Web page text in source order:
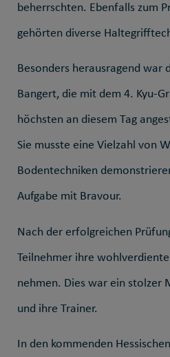
beherrschten. Ebenfalls zum
gehörten diverse
Besonders herausragend war
Bangert, die mit dem 4. Kyu-
höchsten an diesem Tag
Sie musste eine Vielzahl von
Bodentechniken
Aufgabe mit Bravour.
Nach der erfolgreichen
Teilnehmer ihre
nehmen. Dies war ein stolzer
und ihre Trainer.
In den kommenden